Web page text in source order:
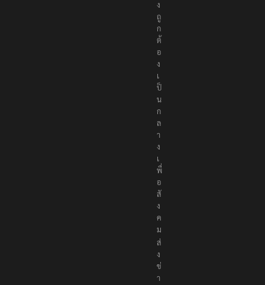
ย่
า
ง
ถู
ก
ต้
อ
ง
เ
ป็
น
ก
ล
า
ง
เ
พื่
อ
สั
ง
ค
ม
ส่
ง